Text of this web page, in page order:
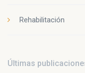
Rehabilitación
Últimas